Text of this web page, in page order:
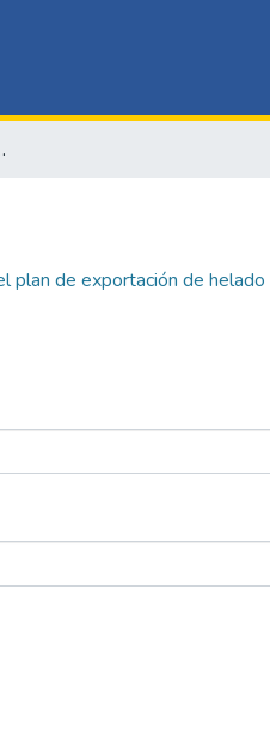
la empresa Ventolini S.A
plan de exportación de helado